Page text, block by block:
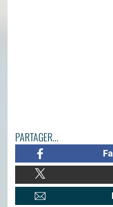
PARTAGER...